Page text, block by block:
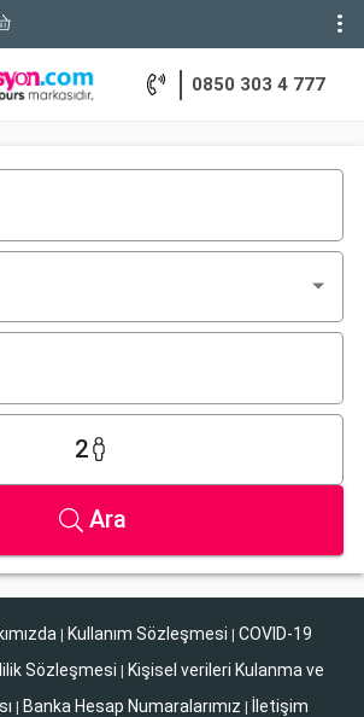
0850 303 4 777
2
Ara
| Kullanım Sözleşmesi | COVID-19
Sözleşmesi | Kişisel verileri Kulanma ve
| Banka Hesap Numaralarımız | İletişim